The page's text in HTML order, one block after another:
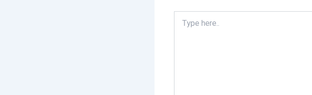
here..